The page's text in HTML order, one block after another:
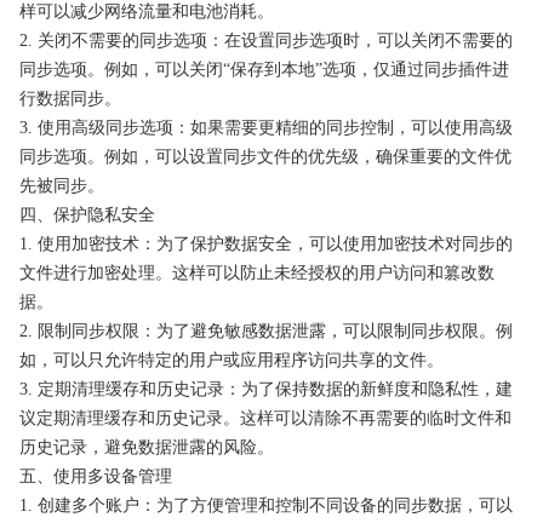
样可以减少网络流量和电池消耗。
2. 关闭不需要的同步选项：在设置同步选项时，可以关闭不需要的
同步选项。例如，可以关闭“保存到本地”选项，仅通过同步插件进
行数据同步。
3. 使用高级同步选项：如果需要更精细的同步控制，可以使用高级
同步选项。例如，可以设置同步文件的优先级，确保重要的文件优
先被同步。
四、保护隐私安全
1. 使用加密技术：为了保护数据安全，可以使用加密技术对同步的
文件进行加密处理。这样可以防止未经授权的用户访问和篡改数
据。
2. 限制同步权限：为了避免敏感数据泄露，可以限制同步权限。例
如，可以只允许特定的用户或应用程序访问共享的文件。
3. 定期清理缓存和历史记录：为了保持数据的新鲜度和隐私性，建
议定期清理缓存和历史记录。这样可以清除不再需要的临时文件和
历史记录，避免数据泄露的风险。
五、使用多设备管理
1. 创建多个账户：为了方便管理和控制不同设备的同步数据，可以